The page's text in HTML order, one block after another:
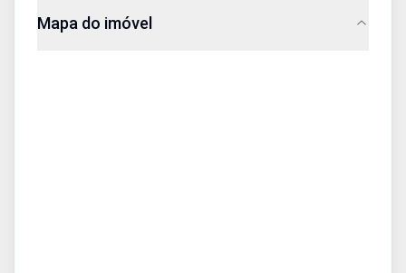
Mapa do imóvel